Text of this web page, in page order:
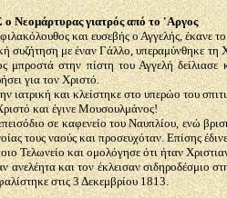
γιατρός από το 'Αργος
και ευσεβής ο Αγγελής, έκανε
συζήτηση με έναν Γάλλο, υπεραμύνθηκε τη
μπροστά στην πίστη του Αγγελή
για τον Χριστό.
ιατρική και κλείστηκε στο υπερώο του
και έγινε Μουσουλμάνος!
σε καφενείο του Ναυπλίου, ενώ
τους ναούς και προσευχόταν. Επίσης
Τελωνείο και ομολόγησε ότι ήταν
ανελέητα και τον έκλεισαν σιδηροδέσμιο
στις 3 Δεκεμβρίου 1813.